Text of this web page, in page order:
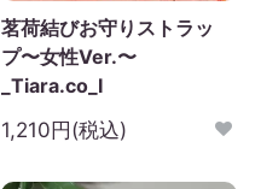
茗荷結びお守りストラッ
プ〜女性Ver.〜
_Tiara.co_I
1,210円(税込)